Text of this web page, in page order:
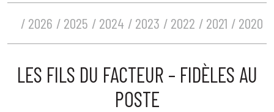
2026 2025 2024 2023 2022 2021 2020
LES FILS DU FACTEUR – FIDÈLES AU
POSTE